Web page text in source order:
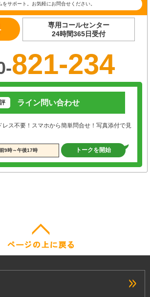
サポート。お気軽にお問合せください。
専用コールセンター
24時間365日受付
821-234
ライン問い合わせ
レス不要！スマホから簡単問合せ！写真添付で見
9時～午後17時 トークを開始